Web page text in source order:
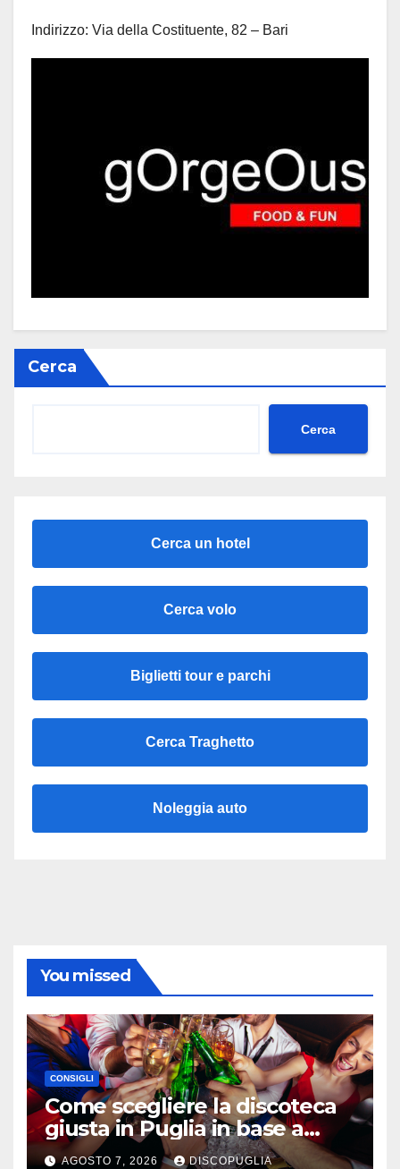
Indirizzo: Via della Costituente, 82 – Bari
Cerca
Cerca
Cerca un hotel
Cerca volo
Biglietti tour e parchi
Cerca Traghetto
Noleggia auto
You missed
CONSIGLI
Come scegliere la discoteca
giusta in Puglia in base a
musica, età e atmosfera
AGOSTO 7, 2026 DISCOPUGLIA